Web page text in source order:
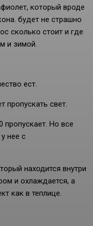
который вроде
будет не страшно
сколько стоит и где
и зимой.
ест.
пропускать свет.
пропускает. Но все
нее с
находится внутри
и охлаждается, а
как в теплице.